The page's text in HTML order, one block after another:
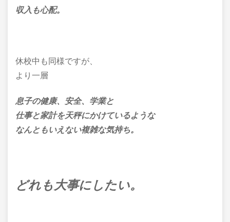
収入も心配。
休校中も同様ですが、
より一層
息子の健康、安全、学業と
仕事と家計を天秤にかけているような
なんともいえない複雑な気持ち。
どれも大事にしたい。